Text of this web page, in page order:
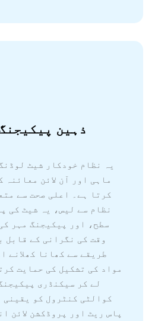
ذہین
یہ نظام خودکار شیٹ
ماہی اور آن لائن معائنہ
کرتا ہے۔ اعلی صحت سے
نظام سے لیس، یہ شیٹ کی
سطح، اور پیکیجنگ مہر
وقت کی نگرانی کے قابل
طریقے سے کھانا کھلانے
مواد کی تشکیل کی حمایت
لے کر سیکنڈری
کوالٹی کنٹرول کو
پاس ریٹ اور پروڈکشن لائن